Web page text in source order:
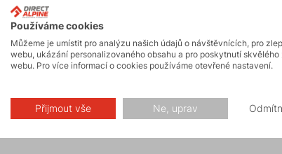
Aktivity
Turistika
Skalní
ferraty
Hiking
Používáme cookies
Můžeme je umístit pro analýzu našich údajů o návštěvnících, pro
webu, ukázání personalizovaného obsahu a pro poskytnutí
webu. Pro více informací o cookies používáme otevřené nastavení.
Přijmout vše Ne, uprav